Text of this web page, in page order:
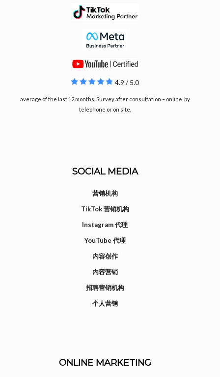
4.9 / 5.0
average of the last 12 months. Survey after consultation – online, by
telephone or on site.
SOCIAL MEDIA
营销机构
TikTok 营销机构
Instagram 代理
YouTube 代理
内容创作
内容营销
招聘营销机构
个人营销
ONLINE MARKETING